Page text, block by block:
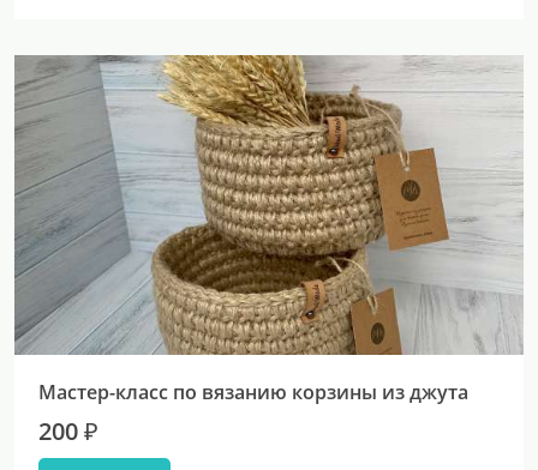
Мастер-класс по вязанию корзины из джута
200 ₽